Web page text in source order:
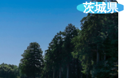
茨城県